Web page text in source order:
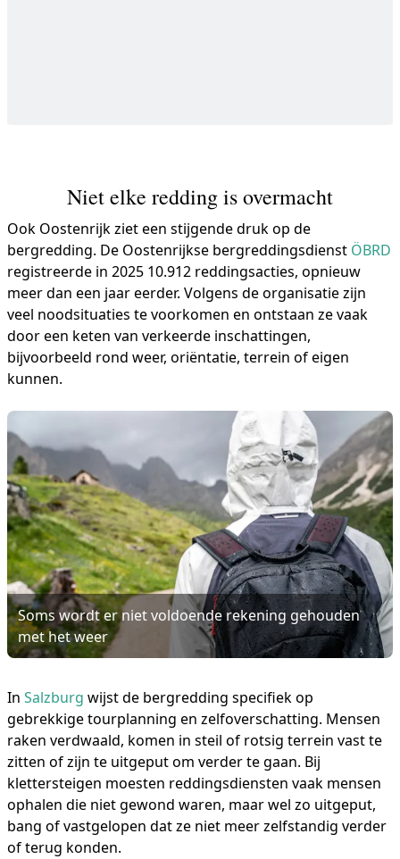
Niet elke redding is overmacht
Ook Oostenrijk ziet een stijgende druk op de
bergredding. De Oostenrijkse bergreddingsdienst ÖBRD
registreerde in 2025 10.912 reddingsacties, opnieuw
meer dan een jaar eerder. Volgens de organisatie zijn
veel noodsituaties te voorkomen en ontstaan ze vaak
door een keten van verkeerde inschattingen,
bijvoorbeeld rond weer, oriëntatie, terrein of eigen
kunnen.
Soms wordt er niet voldoende rekening gehouden
met het weer
In Salzburg wijst de bergredding specifiek op
gebrekkige tourplanning en zelfoverschatting. Mensen
raken verdwaald, komen in steil of rotsig terrein vast te
zitten of zijn te uitgeput om verder te gaan. Bij
klettersteigen moesten reddingsdiensten vaak mensen
ophalen die niet gewond waren, maar wel zo uitgeput,
bang of vastgelopen dat ze niet meer zelfstandig verder
of terug konden.